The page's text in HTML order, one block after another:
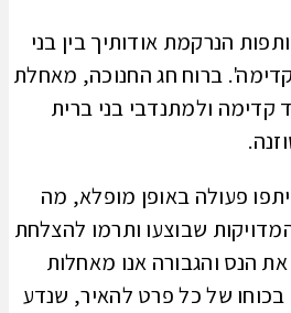
הנרקמת אודותיך בין בני
ברוח חג החנוכה, מאחלת
קדימה ולמתנדבי בני ברית
פעולה באופן מופלא, מה
שבוצעו ותרמו להצלחת
הנס והגבורה אנו מאחלות
בכוחו של כל פרט להאיר, שנדע